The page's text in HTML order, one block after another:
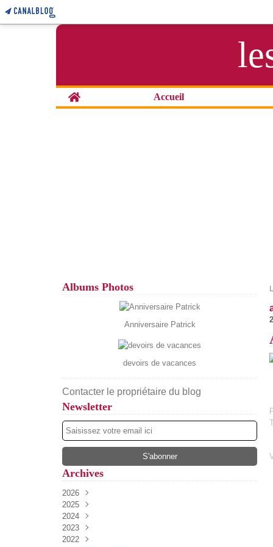
Home Accueil
Albums Photos
Anniversaire Patrick
devoirs de vacances
Contacter le propriétaire du blog
Newsletter
Archives
2026
Août
Juillet
Juin
Mai(13)
2025
Décembre
Novembre
Octobre
2024
Décembre
Novembre
2023
Décembre
2022